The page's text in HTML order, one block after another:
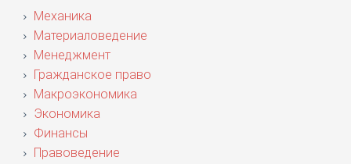
Механика
Материаловедение
Менеджмент
Гражданское право
Макроэкономика
Экономика
Финансы
Правоведение